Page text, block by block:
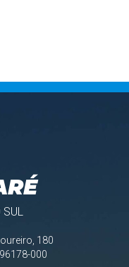
SUL
180
000